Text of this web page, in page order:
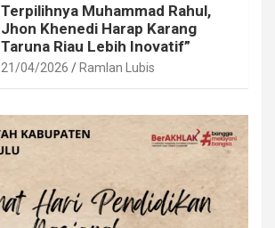
Terpilihnya Muhammad Rahul,
Jhon Khenedi Harap Karang
Taruna Riau Lebih Inovatif”
21/04/2026 Ramlan Lubis